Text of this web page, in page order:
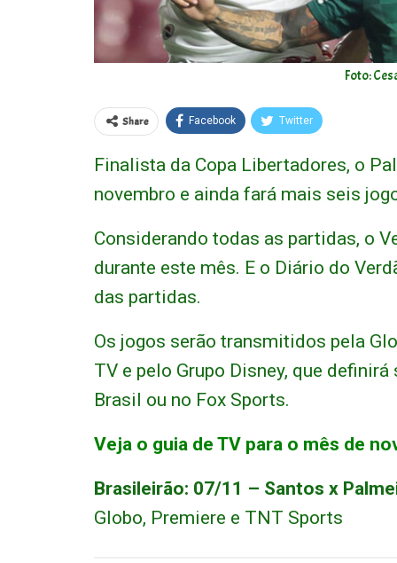
Foto:
Share Facebook Twitter
Finalista da Copa Libertadores, o
novembro e ainda fará mais seis
Considerando todas as partidas, o
durante este mês. E o Diário do
das partidas.
Os jogos serão transmitidos pela
TV e pelo Grupo Disney, que
Brasil ou no Fox Sports.
Veja o guia de TV para o mês de
Brasileirão: 07/11 – Santos x
Globo, Premiere e TNT Sports